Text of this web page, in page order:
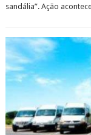
sandália”. Ação